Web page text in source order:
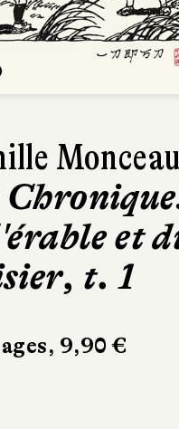
et
t. 1
9,90 €